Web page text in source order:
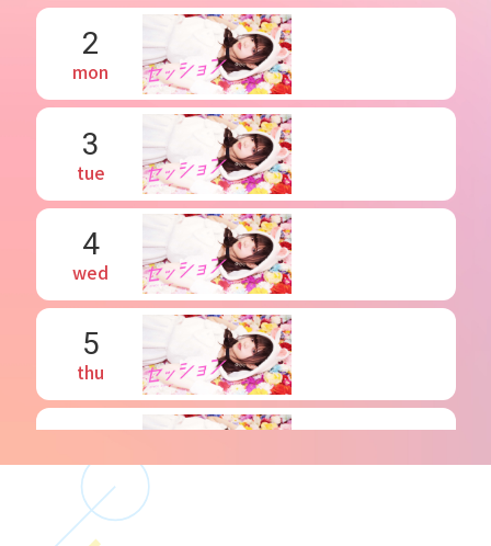
2
mon
3
tue
4
wed
5
thu
fri